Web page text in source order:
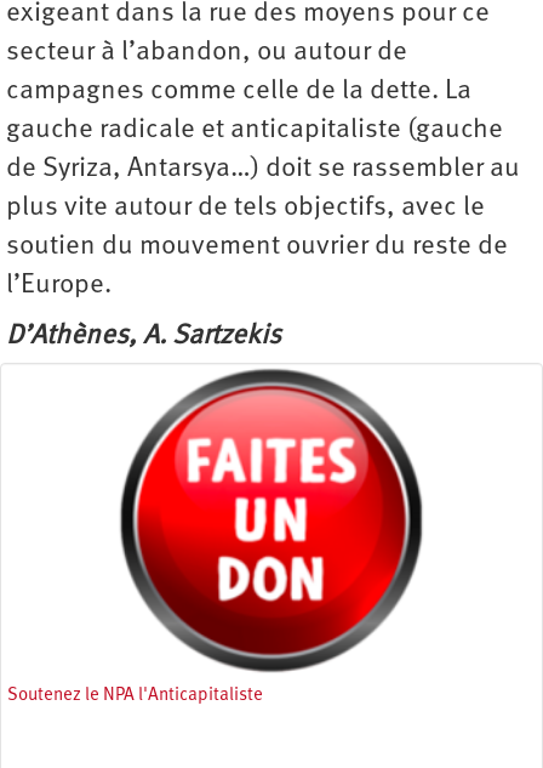
exigeant dans la rue des moyens pour ce
secteur à l’abandon, ou autour de
campagnes comme celle de la dette. La
gauche radicale et anticapitaliste (gauche
de Syriza, Antarsya…) doit se rassembler au
plus vite autour de tels objectifs, avec le
soutien du mouvement ouvrier du reste de
l’Europe.
D’Athènes, A. Sartzekis
Soutenez le NPA l'Anticapitaliste